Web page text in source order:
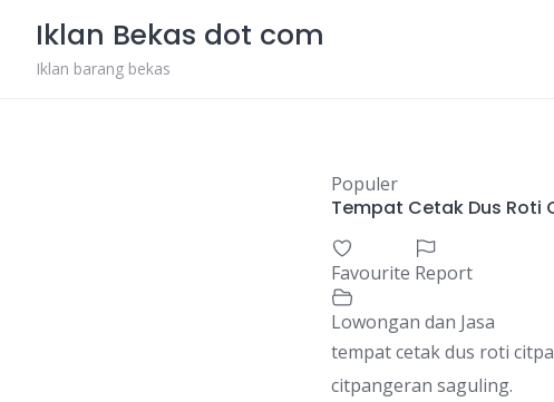
content
Iklan Bekas dot com
Iklan barang bekas
Populer
Tempat Cetak Dus Roti
Favourite Report
Lowongan dan Jasa
tempat cetak dus roti
citpangeran saguling.